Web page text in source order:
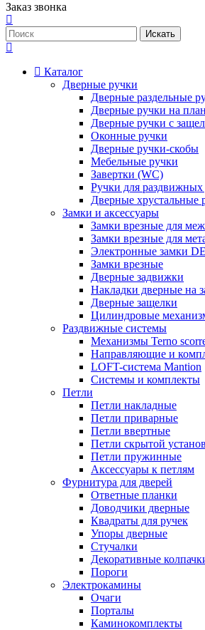
Заказ звонка
Каталог
Дверные ручки
Дверные раздельные
Дверные ручки на
Дверные ручки с
Оконные ручки
Дверные ручки-скобы
Мебельные ручки
Завертки (WC)
Ручки для раздвижных
Дверные хрустальные
Замки и аксессуары
Замки врезные для
Замки врезные для
Электронные замки
Замки врезные
Дверные задвижки
Накладки дверные на
Дверные защелки
Цилиндровые
Раздвижные системы
Механизмы Terno
Направляющие и
LOFT-cистема Mantion
Системы и комплекты
Петли
Петли накладные
Петли приварные
Петли ввертные
Петли скрытой
Петли пружинные
Аксессуары к петлям
Фурнитура для дверей
Ответные планки
Доводчики дверные
Квадраты для ручек
Упоры дверные
Стучалки
Декоративные
Пороги
Электрокамины
Очаги
Порталы
Каминокомплекты